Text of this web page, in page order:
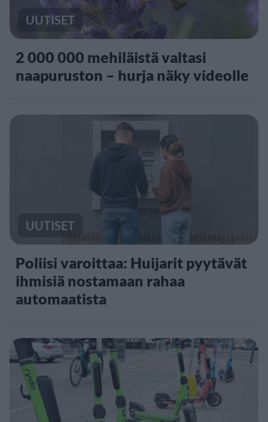
UUTISET
2 000 000 mehiläistä valtasi
naapuruston – hurja näky videolle
UUTISET
Poliisi varoittaa: Huijarit pyytävät
ihmisiä nostamaan rahaa
automaatista